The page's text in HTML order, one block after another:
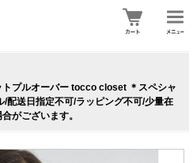
プルオーバー tocco closet ＊スペシャ
配送日指定不可/ラッピング不可/少量在
がございます。